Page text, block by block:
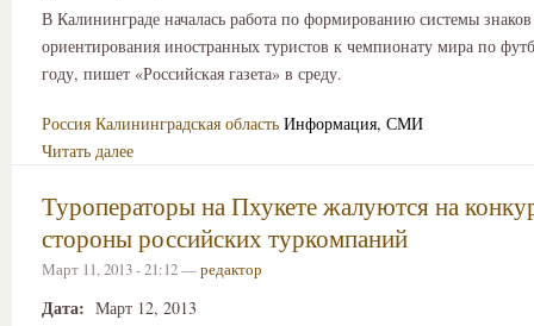
В Калининграде началась работа по формированию системы
ориентирования иностранных туристов к чемпионату мира по
году, пишет «Российская газета» в среду.
Россия Калининградская область Информация, СМИ
Читать далее
Туроператоры на Пхукете жалуются на
стороны российских туркомпаний
Март 11, 2013 - 21:12 —редактор
Дата: Март 12, 2013